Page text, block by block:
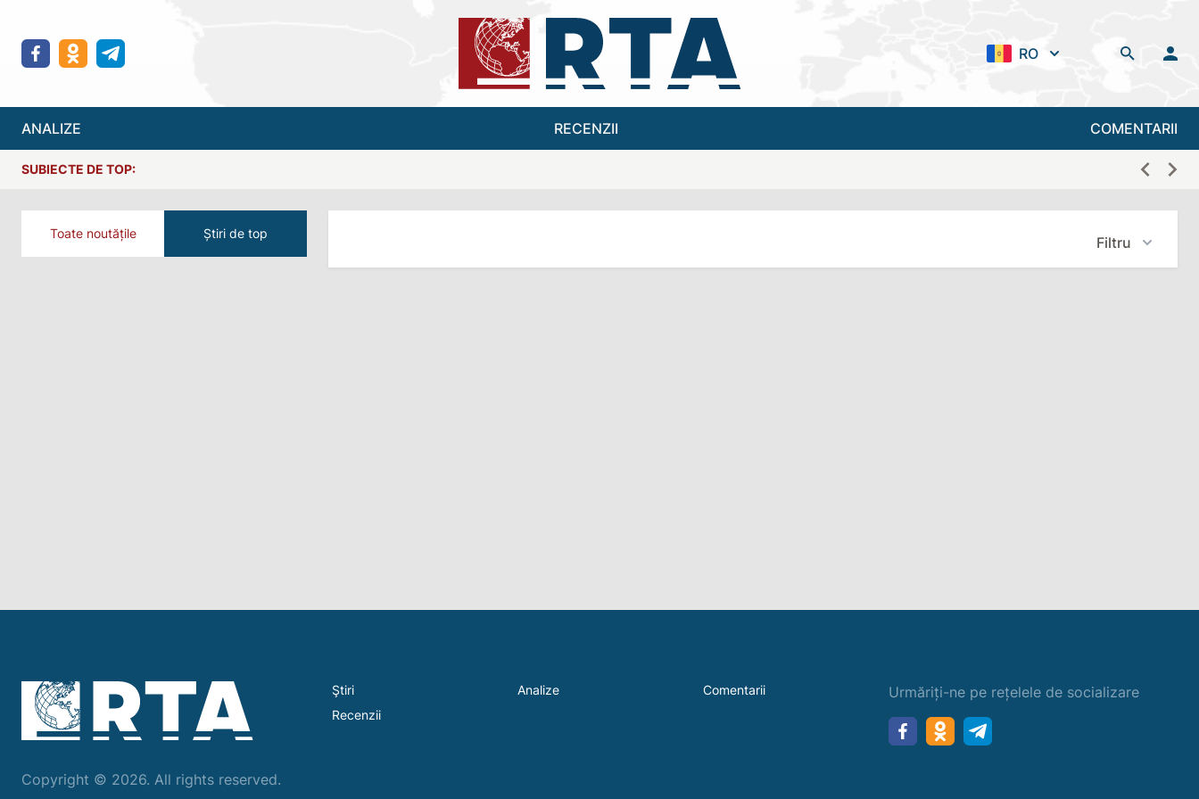
RO
ANALIZE RECENZII COMENTARII
SUBIECTE DE TOP:
Toate noutățile Știri de top
Filtru
Copyright © 2026. All rights reserved.
Ştiri Analize
Comentarii
Recenzii
Urmăriți-ne pe rețelele de socializare